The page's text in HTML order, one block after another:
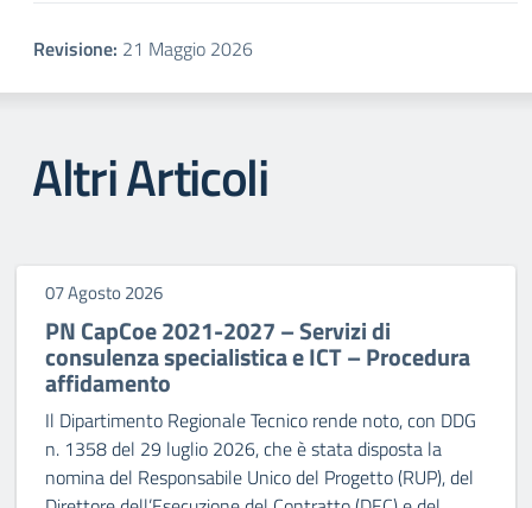
Revisione: 21 Maggio 2026
Altri Articoli
07 Agosto 2026
PN CapCoe 2021-2027 – Servizi di
consulenza specialistica e ICT – Procedura
affidamento
Il Dipartimento Regionale Tecnico rende noto, con DDG
n. 1358 del 29 luglio 2026, che è stata disposta la
nomina del Responsabile Unico del Progetto (RUP), del